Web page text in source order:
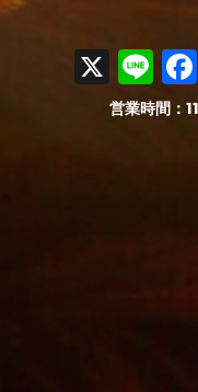
X
営業時間：